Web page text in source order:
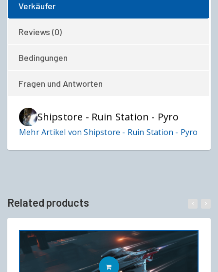
Verkäufer
Reviews (0)
Bedingungen
Fragen und Antworten
Shipstore - Ruin Station - Pyro
Mehr Artikel von Shipstore - Ruin Station - Pyro
Related products
IN DEN WARENKORB